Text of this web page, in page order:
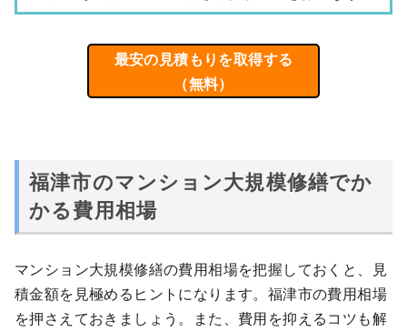
最安の見積もりを取得する
（無料）
福津市のマンション大規模修繕でか
かる費用相場
マンション大規模修繕の費用相場を把握しておくと、見
積金額を見極めるヒントになります。福津市の費用相場
を押さえておきましょう。また、費用を抑えるコツも解